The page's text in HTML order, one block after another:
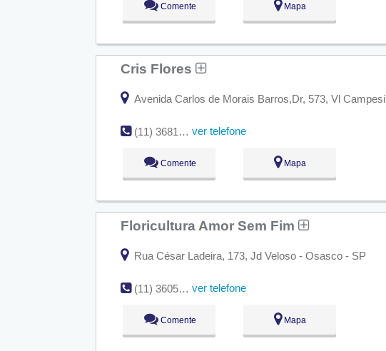
Comente Mapa
Cris Flores
Avenida Carlos de Morais Barros,Dr, 573, Vl
(11) 3681-6434 ver telefone
Comente Mapa
Floricultura Amor Sem Fim
Rua César Ladeira, 173, Jd Veloso - Osasco - SP
(11) 3605-0214 ver telefone
Comente Mapa